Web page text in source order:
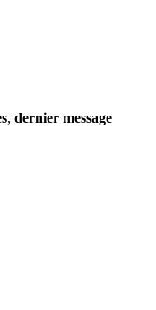
, dernier message